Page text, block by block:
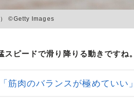
） ©Getty Images
ピードで滑り降りる動きですね。
筋肉のバランスが極めていい」